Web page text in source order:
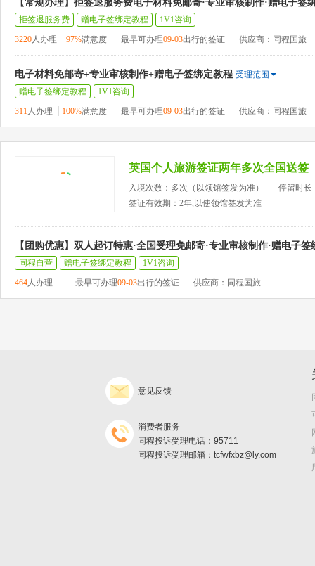
【常规办理】拒签退服务费电子材料免邮寄·专业审核制作·赠电子签
拒签退服务费 赠电子签绑定教程
1V1咨询
3220人办理 97%满意度 最早可办理09-03出行的签证 供应商：同程国旅
电子材料免邮寄+专业审核制作+赠电子签绑定教程 受理范围
赠电子签绑定教程
1V1咨询
311人办理 100%满意度 最早可办理09-03出行的签证 供应商：同程国旅
英国个人旅游签证两年多次全国送签
入境次数：多次（以领馆签发为准）
停留时长
签证有效期：2年,以使领馆签发为准
【团购优惠】双人起订特惠·全国受理免邮寄·专业审核制作·赠电子签
同程自营 赠电子签绑定教程
1V1咨询
464人办理 最早可办理09-03出行的签证 供应商：同程国旅
意见反馈
消费者服务
同程投诉受理电话：95711
同程投诉受理邮箱：tcfwfxbz@ly.com